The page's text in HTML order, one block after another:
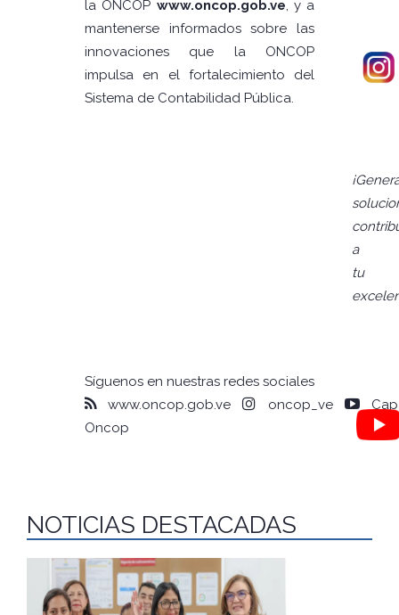
la ONCOP www.oncop.gob.ve, y a
mantenerse informados sobre las
innovaciones que la ONCOP
impulsa en el fortalecimiento del
Sistema de Contabilidad Pública.
a
tu
Síguenos en nuestras redes sociales
www.oncop.gob.ve
oncop_ve
Oncop
NOTICIAS DESTACADAS